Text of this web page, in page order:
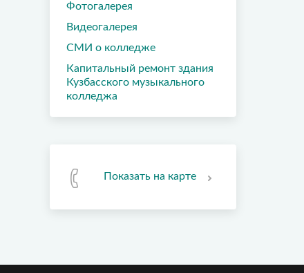
Фотогалерея
Видеогалерея
СМИ о колледже
Капитальный ремонт здания
Кузбасского музыкального
колледжа
Показать на карте